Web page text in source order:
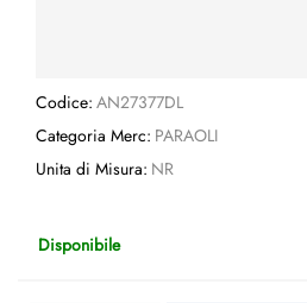
Codice: AN27377DL
Categoria Merc: PARAOLI
Unita di Misura: NR
Disponibile